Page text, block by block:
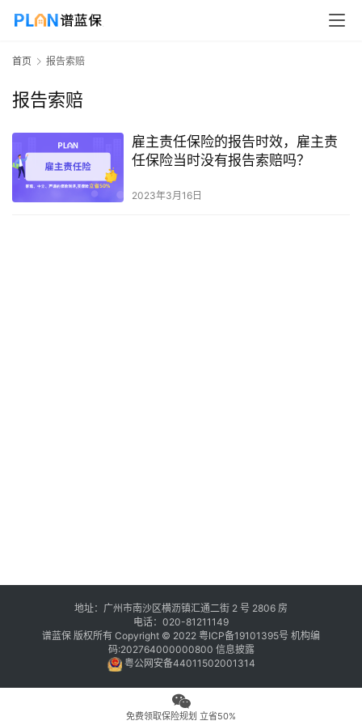
首页 报告索赔
报告索赔
雇主责任保险的报告时效，雇主责
任保险当时没有报告索赔吗？
2023年3月16日
地址：广州市南沙区横沥镇汇通二街 2 号 2806 房
电话：020-81211149
谱蓝保 版权所有 Copyright © 2022 粤ICP备19101395号 机构编
码:202764000000800 信息披露
粤公网安备44011502001314
免费领取保险规划 立省50%